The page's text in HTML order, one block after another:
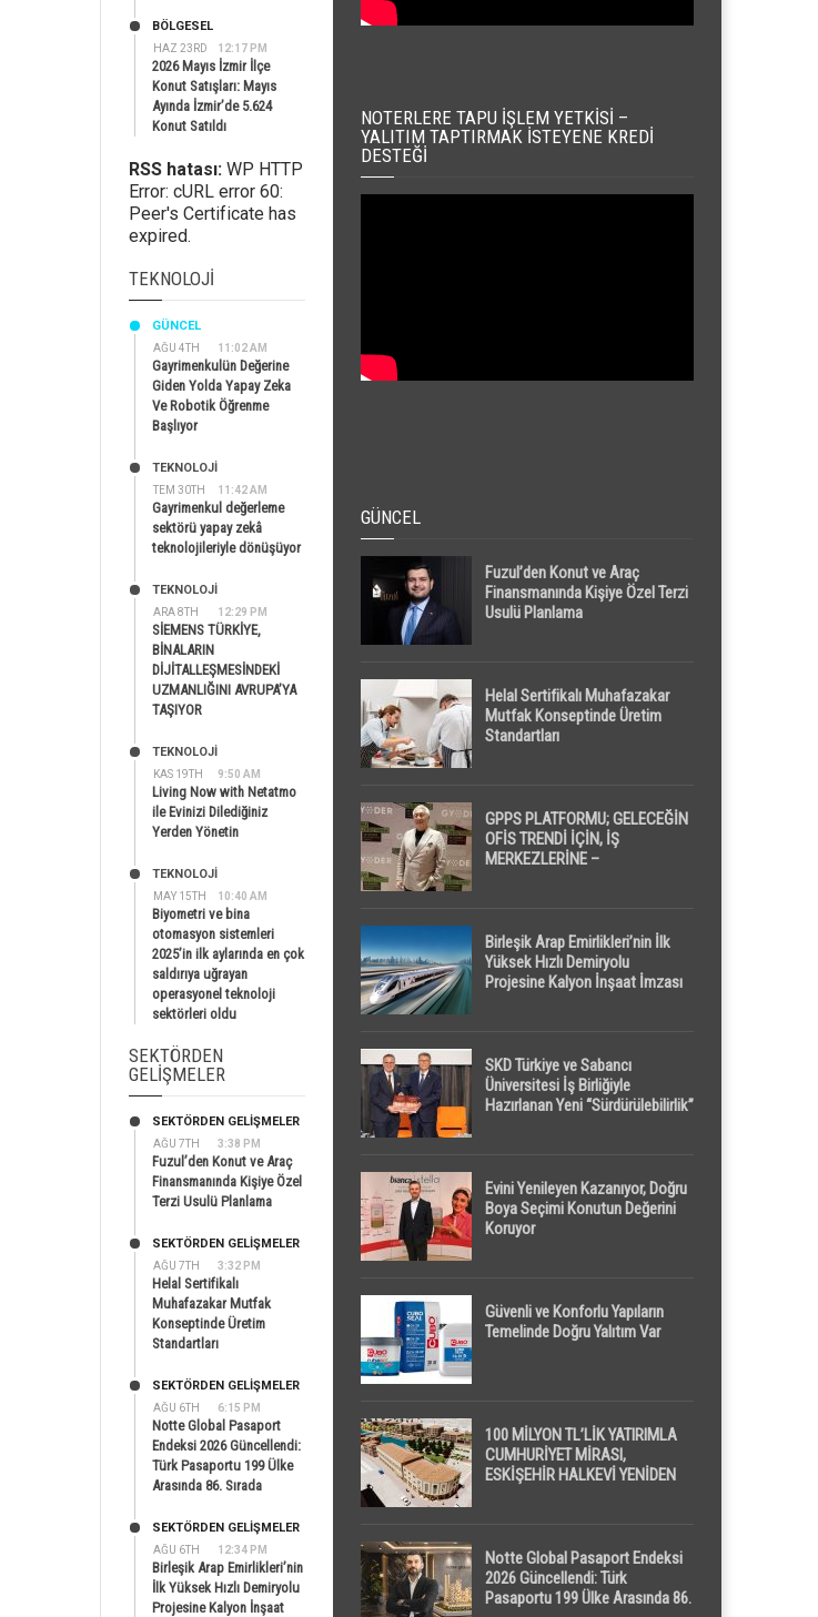
HAZ 23RD 12:17 PM
BÖLGESEL
2026 Mayıs İzmir İlçe
Konut Satışları: Mayıs
Ayında İzmir’de 5.624
Konut Satıldı
RSS hatası: WP HTTP
Error: cURL error 60:
Peer's Certificate has
expired.
TEKNOLOJI
AĞU 4TH 11:02 AM
GÜNCEL
Gayrimenkulün Değerine
Giden Yolda Yapay Zeka
Ve Robotik Öğrenme
Başlıyor
TEM 30TH 11:42 AM
TEKNOLOJİ
Gayrimenkul değerleme
sektörü yapay zekâ
teknolojileriyle dönüşüyor
ARA 8TH 12:29 PM
TEKNOLOJİ
SİEMENS TÜRKİYE,
BİNALARIN
DİJİTALLEŞMESİNDEKİ
UZMANLIĞINI AVRUPA’YA
TAŞIYOR
KAS 19TH 9:50 AM
TEKNOLOJİ
Living Now with Netatmo
ile Evinizi Dilediğiniz
Yerden Yönetin
MAY 15TH 10:40 AM
TEKNOLOJİ
Biyometri ve bina
otomasyon sistemleri
2025’in ilk aylarında en çok
saldırıya uğrayan
operasyonel teknoloji
sektörleri oldu
SEKTÖRDEN
GELIŞMELER
AĞU 7TH 3:38 PM
SEKTÖRDEN GELIŞMELER
Fuzul’den Konut ve Araç
Finansmanında Kişiye Özel
Terzi Usulü Planlama
AĞU 7TH 3:32 PM
SEKTÖRDEN GELIŞMELER
Helal Sertifikalı
Muhafazakar Mutfak
Konseptinde Üretim
Standartları
AĞU 6TH 6:15 PM
SEKTÖRDEN GELIŞMELER
Notte Global Pasaport
Endeksi 2026 Güncellendi:
Türk Pasaportu 199 Ülke
Arasında 86. Sırada
AĞU 6TH 12:34 PM
SEKTÖRDEN GELIŞMELER
Birleşik Arap Emirlikleri’nin
İlk Yüksek Hızlı Demiryolu
Projesine Kalyon İnşaat
NOTERLERE TAPU İŞLEM YETKISI –
YALITIM TAPTIRMAK İSTEYENE KREDI
DESTEĞI
GÜNCEL
Fuzul’den Konut ve Araç
Finansmanında Kişiye Özel Terzi
Usulü Planlama
Helal Sertifikalı Muhafazakar
Mutfak Konseptinde Üretim
Standartları
GPPS PLATFORMU; GELECEĞİN
OFİS TRENDİ İÇİN, İŞ
MERKEZLERİNE –
Birleşik Arap Emirlikleri’nin İlk
Yüksek Hızlı Demiryolu
Projesine Kalyon İnşaat İmzası
SKD Türkiye ve Sabancı
Üniversitesi İş Birliğiyle
Hazırlanan Yeni “Sürdürülebilirlik”
Evini Yenileyen Kazanıyor, Doğru
Boya Seçimi Konutun Değerini
Koruyor
Güvenli ve Konforlu Yapıların
Temelinde Doğru Yalıtım Var
100 MİLYON TL’LİK YATIRIMLA
CUMHURİYET MİRASI,
ESKİŞEHİR HALKEVİ YENİDEN
Notte Global Pasaport Endeksi
2026 Güncellendi: Türk
Pasaportu 199 Ülke Arasında 86.